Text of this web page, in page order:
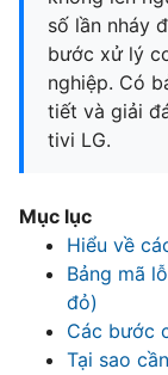
số lần nháy
bước xử lý
nghiệp. Có
tiết và giải
tivi LG.
Mục lục
Hiểu về
Bảng mã
đỏ)
Các bước
Tại sao